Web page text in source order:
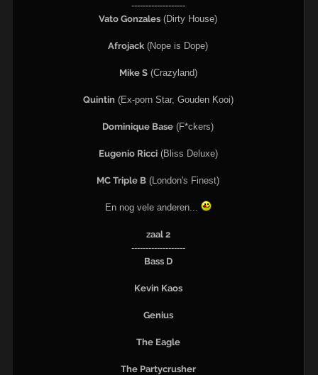
-------------------
Vato Gonzales (Dirty House)
Afrojack (Nope is Dope)
Mike S(Crazyland)
Quintin (Ex-porn Star, Gouden Kooi)
Dominique Base (F*ckers)
Eugenio Ricci(Bliss Deluxe)
MC Triple B (London's Finest)
En nog vele anderen...
zaal 2
-------------------
Bass D
Kevin Kaos
Genius
The Eagle
The Partycrusher